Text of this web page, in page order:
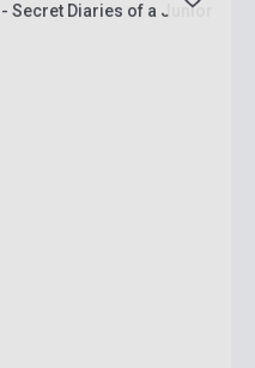
Secret Diaries of a Junior